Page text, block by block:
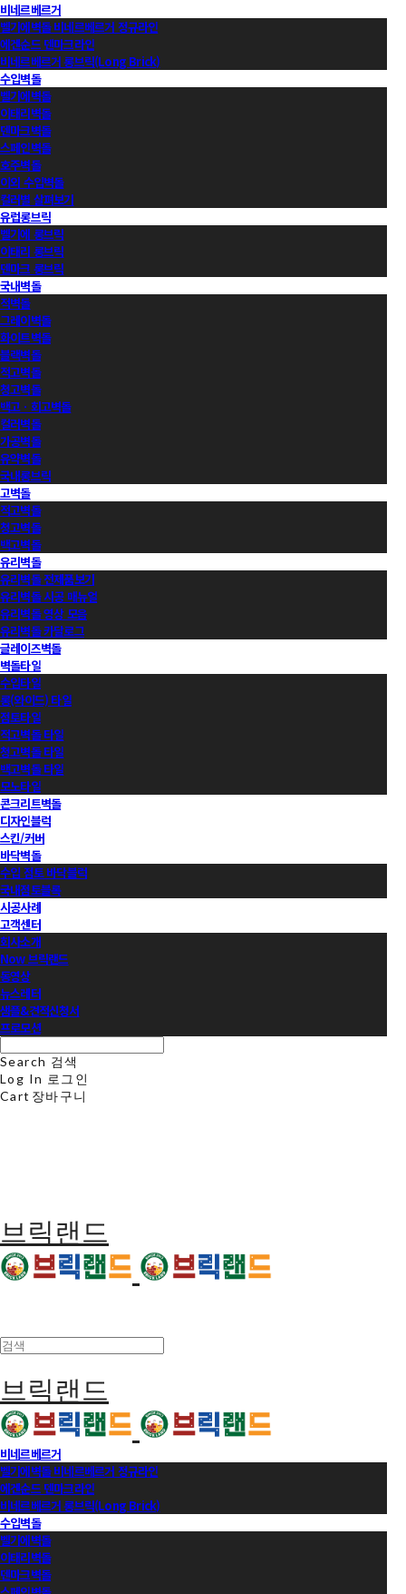
비네르베르거
벨기에벽돌 비네르베르거 정규라인
에겐순드 덴마크라인
비네르베르거 롱브릭(Long Brick)
수입벽돌
벨기에벽돌
이태리벽돌
덴마크벽돌
스페인벽돌
호주벽돌
이외 수입벽돌
컬러별 살펴보기
유럽롱브릭
벨기에 롱브릭
이태리 롱브릭
덴마크 롱브릭
국내벽돌
적벽돌
그레이벽돌
화이트벽돌
블랙벽돌
적고벽돌
청고벽돌
백고ㆍ회고벽돌
컬러벽돌
가공벽돌
유약벽돌
국내롱브릭
고벽돌
적고벽돌
청고벽돌
백고벽돌
유리벽돌
유리벽돌 전제품보기
유리벽돌 시공 매뉴얼
유리벽돌 영상 모음
유리벽돌 카달로그
글레이즈벽돌
벽돌타일
수입타일
롱(와이드) 타일
점토타일
적고벽돌 타일
청고벽돌 타일
백고벽돌 타일
모노타일
콘크리트벽돌
디자인블럭
스킨/커버
바닥벽돌
수입 점토 바닥블럭
국내점토블록
시공사례
고객센터
회사소개
Now 브릭랜드
동영상
뉴스레터
샘플&견적신청서
프로모션
Search 검색
Log In 로그인
Cart 장바구니
브릭랜드
브릭랜드
비네르베르거
벨기에벽돌 비네르베르거 정규라인
에겐순드 덴마크라인
비네르베르거 롱브릭(Long Brick)
수입벽돌
벨기에벽돌
이태리벽돌
덴마크벽돌